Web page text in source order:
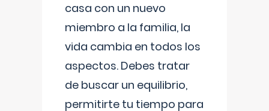
casa con un nuevo
miembro a la familia, la
vida cambia en todos los
aspectos. Debes tratar
de buscar un equilibrio,
permitirte tu tiempo para